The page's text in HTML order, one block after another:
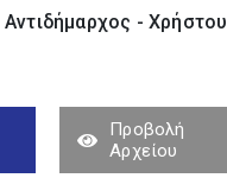
Αντιδήμαρχος - Χρήστου
Προβολή
Αρχείου